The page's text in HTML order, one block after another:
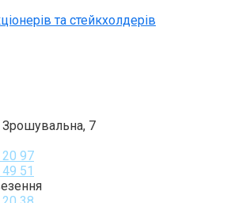
та стейкхолдерів
7
97
51